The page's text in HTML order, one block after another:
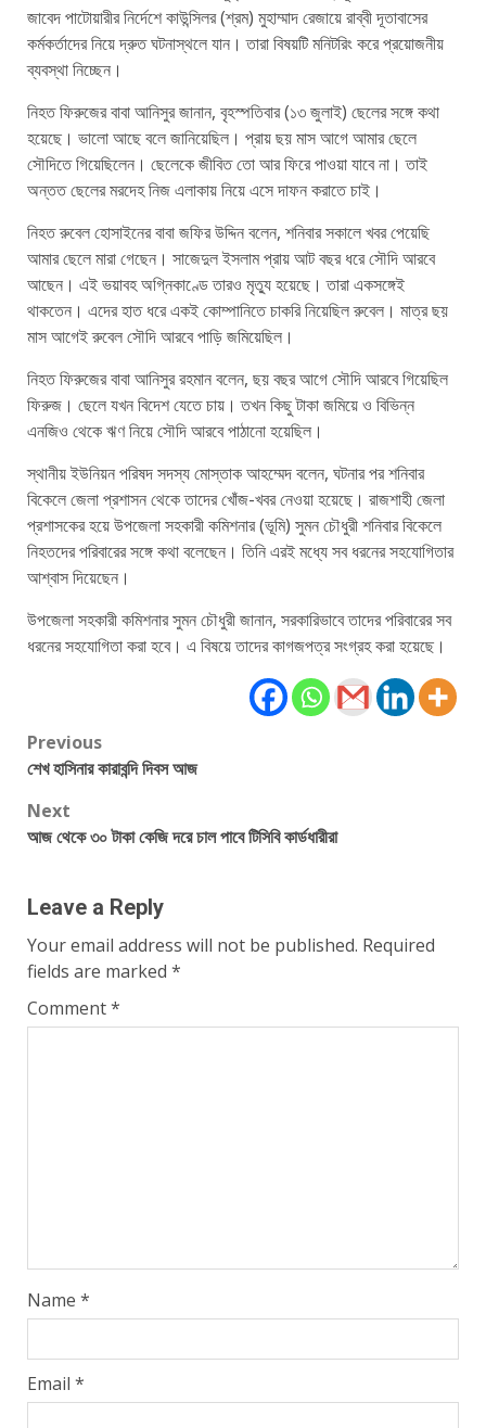
জাবেদ পাটোয়ারীর নির্দেশে কাউন্সিলর (শ্রম) মুহাম্মাদ রেজায়ে রাব্বী দূতাবাসের
কর্মকর্তাদের নিয়ে দ্রুত ঘটনাস্থলে যান। তারা বিষয়টি মনিটরিং করে প্রয়োজনীয়
ব্যবস্থা নিচ্ছেন।
নিহত ফিরুজের বাবা আনিসুর জানান, বৃহস্পতিবার (১৩ জুলাই) ছেলের সঙ্গে কথা
হয়েছে। ভালো আছে বলে জানিয়েছিল। প্রায় ছয় মাস আগে আমার ছেলে
সৌদিতে গিয়েছিলেন। ছেলেকে জীবিত তো আর ফিরে পাওয়া যাবে না। তাই
অন্তত ছেলের মরদেহ নিজ এলাকায় নিয়ে এসে দাফন করাতে চাই।
নিহত রুবেল হোসাইনের বাবা জফির উদ্দিন বলেন, শনিবার সকালে খবর পেয়েছি
আমার ছেলে মারা গেছেন। সাজেদুল ইসলাম প্রায় আট বছর ধরে সৌদি আরবে
আছেন। এই ভয়াবহ অগ্নিকাণ্ডে তারও মৃত্যু হয়েছে। তারা একসঙ্গেই
থাকতেন। এদের হাত ধরে একই কোম্পানিতে চাকরি নিয়েছিল রুবেল। মাত্র ছয়
মাস আগেই রুবেল সৌদি আরবে পাড়ি জমিয়েছিল।
নিহত ফিরুজের বাবা আনিসুর রহমান বলেন, ছয় বছর আগে সৌদি আরবে গিয়েছিল
ফিরুজ। ছেলে যখন বিদেশ যেতে চায়। তখন কিছু টাকা জমিয়ে ও বিভিন্ন
এনজিও থেকে ঋণ নিয়ে সৌদি আরবে পাঠানো হয়েছিল।
স্থানীয় ইউনিয়ন পরিষদ সদস্য মোস্তাক আহম্মেদ বলেন, ঘটনার পর শনিবার
বিকেলে জেলা প্রশাসন থেকে তাদের খোঁজ-খবর নেওয়া হয়েছে। রাজশাহী জেলা
প্রশাসকের হয়ে উপজেলা সহকারী কমিশনার (ভূমি) সুমন চৌধুরী শনিবার বিকেলে
নিহতদের পরিবারের সঙ্গে কথা বলেছেন। তিনি এরই মধ্যে সব ধরনের সহযোগিতার
আশ্বাস দিয়েছেন।
উপজেলা সহকারী কমিশনার সুমন চৌধুরী জানান, সরকারিভাবে তাদের পরিবারের সব
ধরনের সহযোগিতা করা হবে। এ বিষয়ে তাদের কাগজপত্র সংগ্রহ করা হয়েছে।
Post
navigation
Previous
শেখ হাসিনার কারাবন্দি দিবস আজ
Next
আজ থেকে ৩০ টাকা কেজি দরে চাল পাবে টিসিবি কার্ডধারীরা
Leave a Reply
Your email address will not be published. Required
fields are marked *
Comment*
Name *
Email *